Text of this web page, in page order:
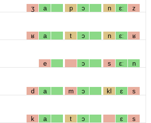
ʒ a p ɔ n ɛː z
ʁ a t ɔ n ɛː ʁ
e ɔ s ɛː n
d a m ɔ kl ɛ s
k a t ɔ ɛ s